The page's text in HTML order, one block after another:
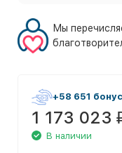
Мы
+58 651
1 173 023
В наличии